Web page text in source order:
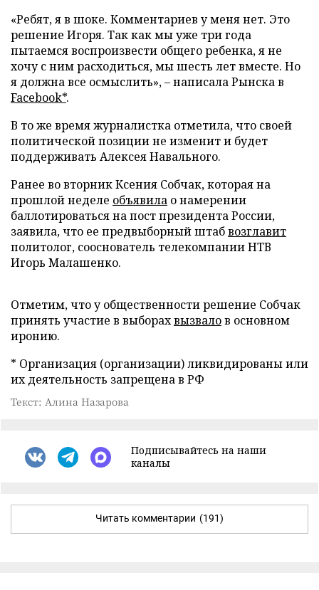
«Ребят, я в шоке. Комментариев у меня нет. Это
решение Игоря. Так как мы уже три года
пытаемся воспроизвести общего ребенка, я не
хочу с ним расходиться, мы шесть лет вместе. Но
я должна все осмыслить», – написала Рынска в
Facebook*.
В то же время журналистка отметила, что своей
политической позиции не изменит и будет
поддерживать Алексея Навального.
Ранее во вторник Ксения Собчак, которая на
прошлой неделе объявила о намерении
баллотироваться на пост президента России,
заявила, что ее предвыборный штабвозглавит
политолог, сооснователь телекомпании НТВ
Игорь Малашенко.
Отметим, что у общественности решение Собчак
принять участие в выборахвызвалов основном
иронию.
* Организация (организации) ликвидированы или
их деятельность запрещена в РФ
Текст: Алина Назарова
Подписывайтесь на наши
каналы
Читать комментарии (191)